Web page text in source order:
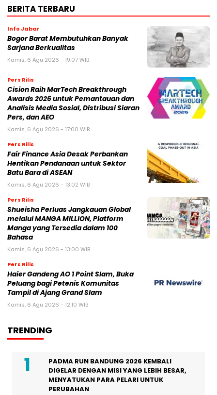
BERITA TERBARU
Info Jabar
Bogor Barat Membutuhkan Banyak
Sarjana Berkualitas
Kamis, 6 Agu 2026 - 19:07 WIB
Pers Rilis
Cision Raih MarTech Breakthrough
Awards 2026 untuk Pemantauan dan
Analisis Media Sosial, Distribusi Siaran
Pers, dan AEO
Kamis, 6 Agu 2026 - 17:00 WIB
Pers Rilis
Fair Finance Asia Desak Perbankan
Hentikan Pendanaan untuk Sektor
Batu Bara di ASEAN
Kamis, 6 Agu 2026 - 13:02 WIB
Pers Rilis
Shueisha Perluas Jangkauan Global
melalui MANGA MILLION, Platform
Manga yang Tersedia dalam 100
Bahasa
Kamis, 6 Agu 2026 - 13:00 WIB
Pers Rilis
Haier Gandeng AO 1 Point Slam, Buka
Peluang bagi Petenis Komunitas
Tampil di Ajang Grand Slam
Kamis, 6 Agu 2026 - 12:10 WIB
TRENDING
PADMA RUN BANDUNG 2026 KEMBALI
DIGELAR DENGAN MISI YANG LEBIH BESAR,
MENYATUKAN PARA PELARI UNTUK
PERUBAHAN